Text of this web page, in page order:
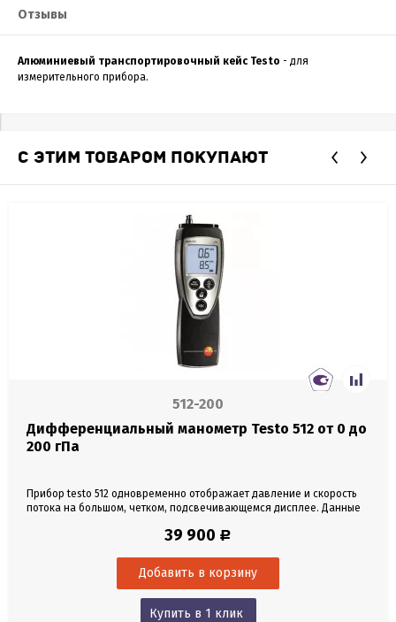
Отзывы
Алюминиевый транспортировочный кейс Testo - для
измерительного прибора.
С ЭТИМ ТОВАРОМ ПОКУПАЮТ
512-200
Дифференциальный манометр Testo 512 от 0 до
200 гПа
Прибор testo 512 одновременно отображает давление и скорость
потока на большом, четком, подсвечивающемся дисплее. Данные
также как и макс. /мин. значение. testo 512 позволяет переключать
измерения давления могут быть...
39 900 Р
Купить в 1 клик